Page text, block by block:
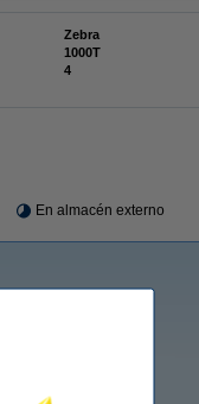
Zebra
1000T
4
En almacén externo